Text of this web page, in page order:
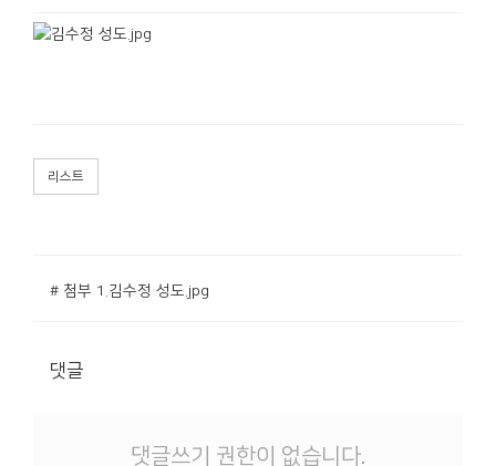
리스트
# 첨부 1.김수정 성도.jpg
댓글
댓글쓰기 권한이 없습니다.